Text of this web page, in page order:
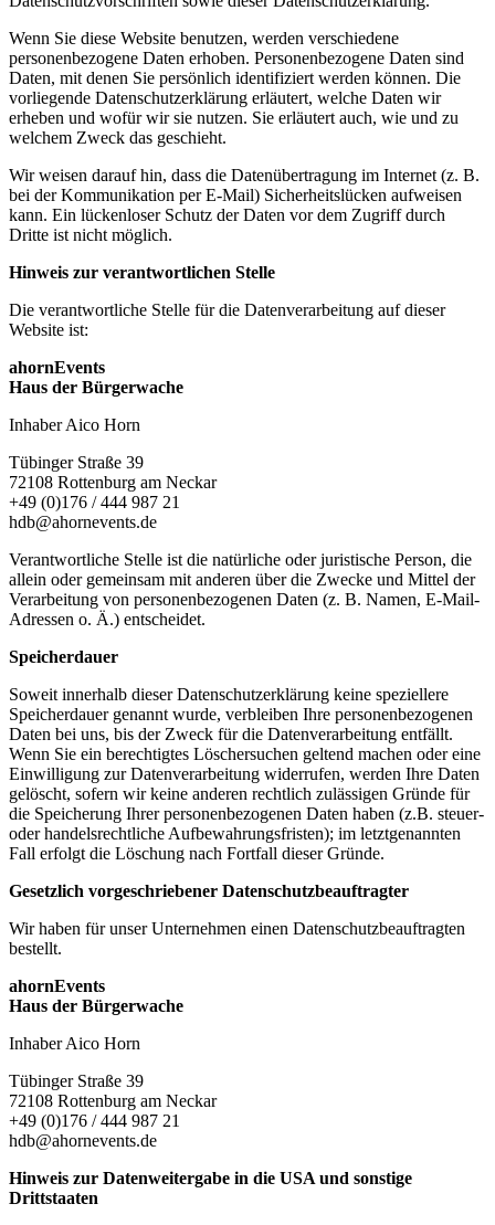
Wenn Sie diese Website benutzen, werden verschiedene
personenbezogene Daten erhoben. Personenbezogene Daten sind
Daten, mit denen Sie persönlich identifiziert werden können. Die
vorliegende Datenschutzerklärung erläutert, welche Daten wir
erheben und wofür wir sie nutzen. Sie erläutert auch, wie und zu
welchem Zweck das geschieht.
Wir weisen darauf hin, dass die Datenübertragung im Internet (z. B.
bei der Kommunikation per E-Mail) Sicherheitslücken aufweisen
kann. Ein lückenloser Schutz der Daten vor dem Zugriff durch
Dritte ist nicht möglich.
Hinweis zur verantwortlichen Stelle
Die verantwortliche Stelle für die Datenverarbeitung auf dieser
Website ist:
ahornEvents
Haus der Bürgerwache
Inhaber Aico Horn
Tübinger Straße 39
72108 Rottenburg am Neckar
+49 (0)176 / 444 987 21
hdb@ahornevents.de
Verantwortliche Stelle ist die natürliche oder juristische Person, die
allein oder gemeinsam mit anderen über die Zwecke und Mittel der
Verarbeitung von personenbezogenen Daten (z. B. Namen, E-Mail-
Adressen o. Ä.) entscheidet.
Speicherdauer
Soweit innerhalb dieser Datenschutzerklärung keine speziellere
Speicherdauer genannt wurde, verbleiben Ihre personenbezogenen
Daten bei uns, bis der Zweck für die Datenverarbeitung entfällt.
Wenn Sie ein berechtigtes Löschersuchen geltend machen oder eine
Einwilligung zur Datenverarbeitung widerrufen, werden Ihre Daten
gelöscht, sofern wir keine anderen rechtlich zulässigen Gründe für
die Speicherung Ihrer personenbezogenen Daten haben (z.B. steuer-
oder handelsrechtliche Aufbewahrungsfristen); im letztgenannten
Fall erfolgt die Löschung nach Fortfall dieser Gründe.
Gesetzlich vorgeschriebener Datenschutz­beauftragter
Wir haben für unser Unternehmen einen Datenschutzbeauftragten
bestellt.
ahornEvents
Haus der Bürgerwache
Inhaber Aico Horn
Tübinger Straße 39
72108 Rottenburg am Neckar
+49 (0)176 / 444 987 21
hdb@ahornevents.de
Hinweis zur Datenweitergabe in die USA und sonstige
Drittstaaten